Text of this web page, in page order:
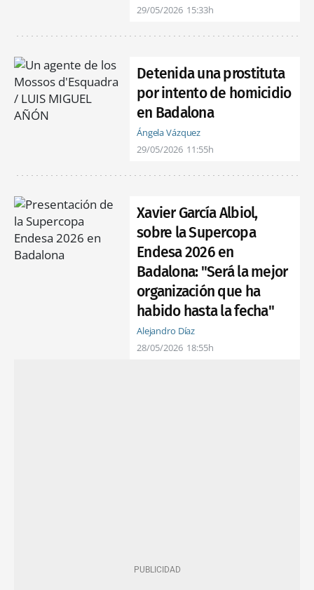
29/05/2026 15:33h
Detenida una prostituta
por intento de homicidio
en Badalona
Ángela Vázquez
29/05/2026 11:55h
Xavier García Albiol,
sobre la Supercopa
Endesa 2026 en
Badalona: "Será la mejor
organización que ha
habido hasta la fecha"
Alejandro Díaz
28/05/2026 18:55h